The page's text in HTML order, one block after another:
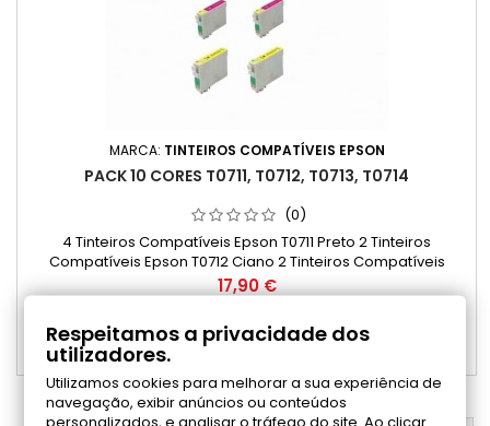
MARCA: TINTEIROS COMPATÍVEIS EPSON
PACK 10 CORES T0711, T0712, T0713, T0714
(0)
4 Tinteiros Compatíveis Epson T0711 Preto 2 Tinteiros
Compatíveis Epson T0712 Ciano 2 Tinteiros Compatíveis
Epson T0713 Magenta 2 Tinteiros Compatíveis Epson T0714
Amarelo
Preço
17,90 €
Adicionar ao carrinho
Respeitamos a privacidade dos
utilizadores.
Utilizamos cookies para melhorar a sua experiência de
navegação, exibir anúncios ou conteúdos
personalizados, e analisar o tráfego do site. Ao clicar